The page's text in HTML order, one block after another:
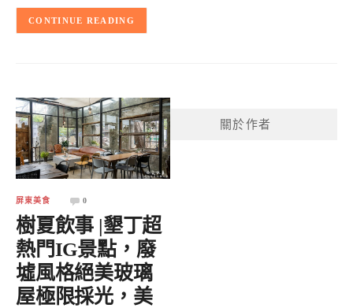
CONTINUE READING
屏東美食 0
樹夏飲事 |墾丁超
熱門IG景點，廢
墟風格絕美玻璃
屋極限採光，美
關於作者